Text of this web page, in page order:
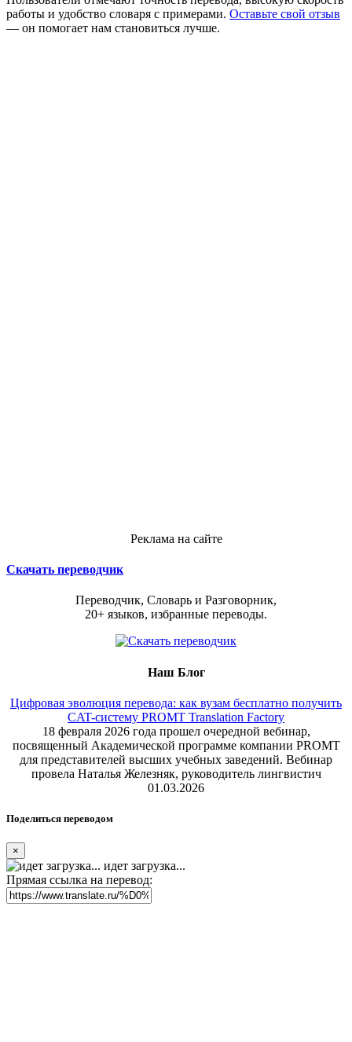
работы и удобство словаря с примерами. Оставьте свой отзыв
— он помогает нам становиться лучше.
Реклама на сайте
Скачать переводчик
Переводчик, Словарь и Разговорник,
20+ языков, избранные переводы.
Наш Блог
Цифровая эволюция перевода: как вузам бесплатно получить
CAT-систему PROMT Translation Factory
18 февраля 2026 года прошел очередной вебинар,
посвященный Академической программе компании PROMT
для представителей высших учебных заведений. Вебинар
провела Наталья Железняк, руководитель лингвистич
01.03.2026
Поделиться переводом
×
идет загрузка...
Прямая ссылка на перевод: